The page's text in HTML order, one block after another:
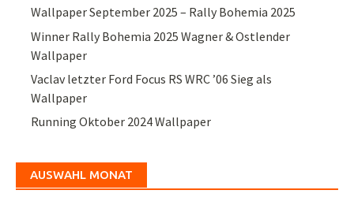
Wallpaper September 2025 – Rally Bohemia 2025
Winner Rally Bohemia 2025 Wagner & Ostlender
Wallpaper
Vaclav letzter Ford Focus RS WRC ’06 Sieg als
Wallpaper
Running Oktober 2024 Wallpaper
AUSWAHL MONAT